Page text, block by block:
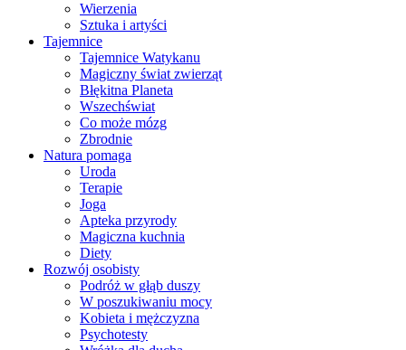
Wierzenia
Sztuka i artyści
Tajemnice
Tajemnice Watykanu
Magiczny świat zwierząt
Błękitna Planeta
Wszechświat
Co może mózg
Zbrodnie
Natura pomaga
Uroda
Terapie
Joga
Apteka przyrody
Magiczna kuchnia
Diety
Rozwój osobisty
Podróż w głąb duszy
W poszukiwaniu mocy
Kobieta i mężczyzna
Psychotesty